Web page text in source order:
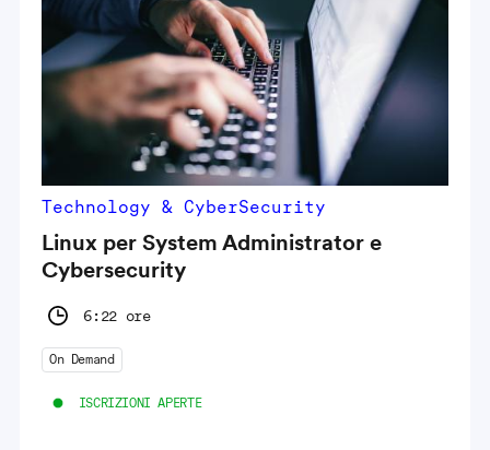
Technology & CyberSecurity
Linux per System Administrator e
Cybersecurity
6:22 ore
On Demand
ISCRIZIONI APERTE